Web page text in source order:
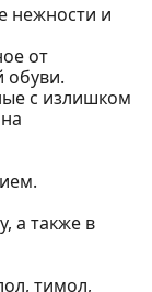
нежности и
от
обуви.
с излишком
а также в
тимол,